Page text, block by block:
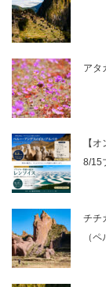
アタ
【
8/15
チチ
（